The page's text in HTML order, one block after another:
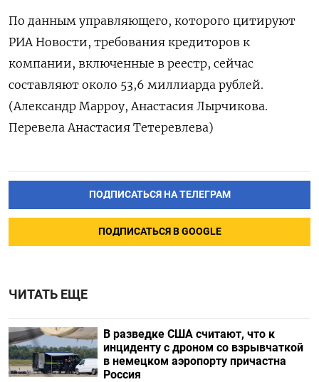
По данным управляющего, которого цитируют
РИА Новости, требования кредиторов к
компании, включенные в реестр, сейчас
составляют около 53,6 миллиарда рублей.
(Александр Марроу, Анастасия Лырчикова.
Перевела Анастасия Тетеревлева)
ПОДПИСАТЬСЯ НА ТЕЛЕГРАМ
ПОДПИСАТЬСЯ В GOOGLE
ЧИТАТЬ ЕЩЕ
В разведке США считают, что к
инциденту с дроном со взрывчаткой
в немецком аэропорту причастна
Россия